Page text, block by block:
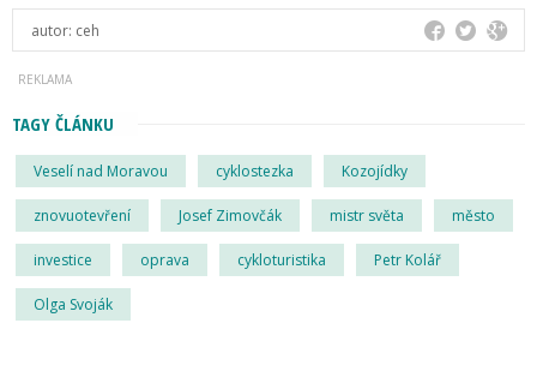
autor: ceh
TAGY ČLÁNKU
Veselí nad Moravou cyklostezka Kozojídky
znovuotevření Josef Zimovčák mistr světa město
investice oprava cykloturistika Petr Kolář
Olga Svoják